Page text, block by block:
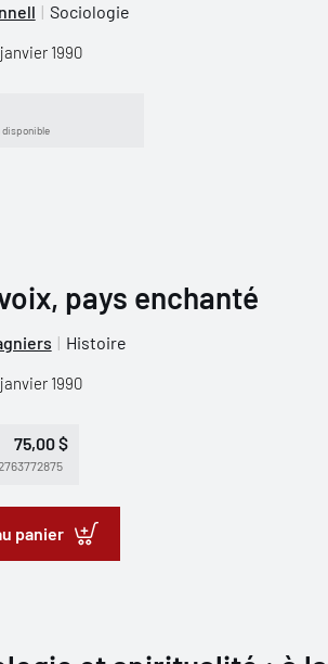
Sociologie
1990
disponible
pays enchanté
Histoire
1990
75,00 $
panier